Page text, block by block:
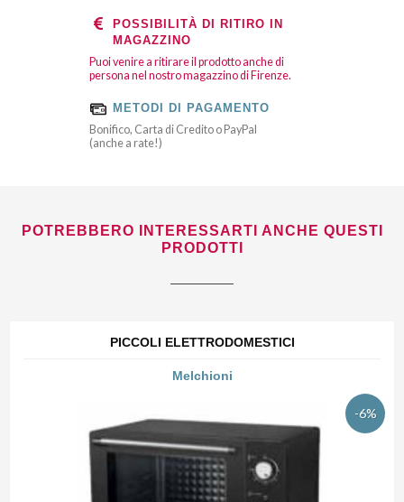
POSSIBILITÀ DI RITIRO IN
MAGAZZINO
Puoi venire a ritirare il prodotto anche di
persona nel nostro magazzino di Firenze.
METODI DI PAGAMENTO
Bonifico, Carta di Credito o PayPal
(anche a rate!)
POTREBBERO INTERESSARTI ANCHE QUESTI
PRODOTTI
PICCOLI ELETTRODOMESTICI
Melchioni
-6%